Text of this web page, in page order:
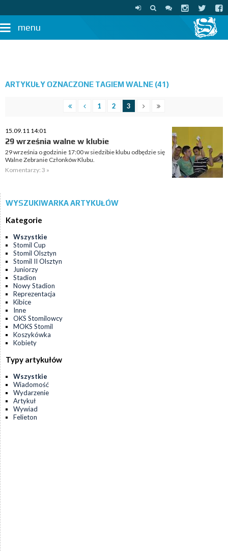
menu
ARTYKUŁY OZNACZONE TAGIEM WALNE (41)
1 2 3
15.09.11 14:01
29 września walne w klubie
29 września o godzinie 17:00 w siedzibie klubu odbędzie się
Walne Zebranie Członków Klubu.
Komentarzy: 3 »
WYSZUKIWARKA ARTYKUŁÓW
Kategorie
Wszystkie
Stomil Cup
Stomil Olsztyn
Stomil II Olsztyn
Juniorzy
Stadion
Nowy Stadion
Reprezentacja
Kibice
Inne
OKS Stomilowcy
MOKS Stomil
Koszykówka
Kobiety
Typy artykułów
Wszystkie
Wiadomość
Wydarzenie
Artykuł
Wywiad
Felieton